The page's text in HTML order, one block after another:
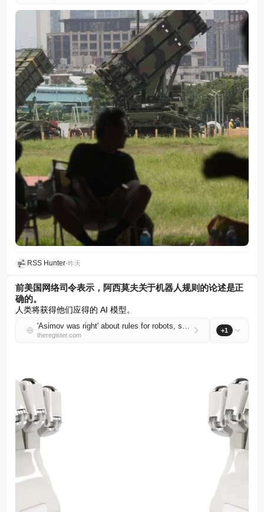
RSS Hunter•昨天
前美国网络司令表示，阿西莫夫关于机器人规则的论述是正
确的。
人类将获得他们应得的 AI 模型。
'Asimov was right' about rules for robots, says ex-US Cyber Director
theregister.com
+1